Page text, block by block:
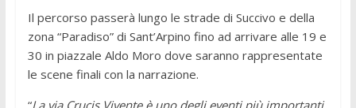
Il percorso passerà lungo le strade di Succivo e della
zona “Paradiso” di Sant’Arpino fino ad arrivare alle 19 e
30 in piazzale Aldo Moro dove saranno rappresentate
le scene finali con la narrazione.
“La via Crucis Vivente è uno degli eventi più importanti